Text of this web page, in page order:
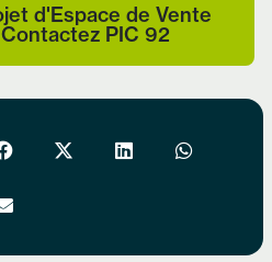
d'Espace de Vente
PIC 92